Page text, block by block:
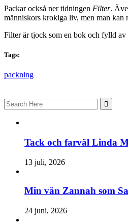
Packar också ner tidningen Filter.
människors krokiga liv, men man kan
Filter är tjock som en bok och fylld av
Tags:
packning
Search
for:
Tack och farväl Linda
13 juli, 2026
Min vän Zannah som
24 juni, 2026